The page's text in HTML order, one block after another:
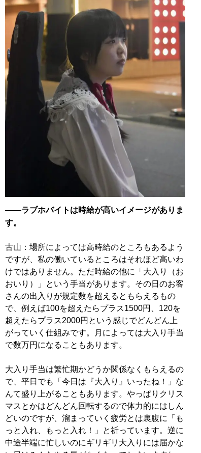
——ラブホバイトは時給が高いイメージがありま
す。
古山：場所によっては高時給のところもあるよう
ですが、私の働いているところはそれほど高いわ
けではありません。ただ時給の他に「大入り（お
おいり）」という手当があります。その日のお客
さんの出入りが規定数を超えるともらえるもの
で、例えば100を超えたらプラス1500円、120を
超えたらプラス2000円という感じでどんどん上
がっていく仕組みです。月によっては大入り手当
で数万円になることもあります。
大入り手当は繁忙期かどうか関係なくもらえるの
で、平日でも「今日は『大入り』いったね！」な
んて盛り上がることもあります。やっぱりクリス
マスとかはどんどん回転するので体力的にはしん
どいのですが、溜まっていく疲労とは裏腹に「も
っと入れ、もっと入れ！」と祈っています。逆に
中途半端に忙しいのにギリギリ大入りには届かな